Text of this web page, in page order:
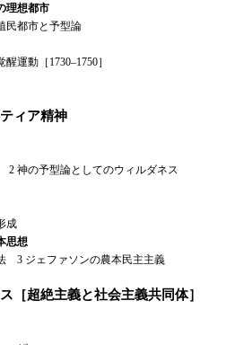
理想都市
都市と予型論
運動［1730–1750］
ィア精神
神の予型論としてのウィルダネス
成
思想
3 ジェファソンの農本民主主義
超絶主義と社会主義共同体］